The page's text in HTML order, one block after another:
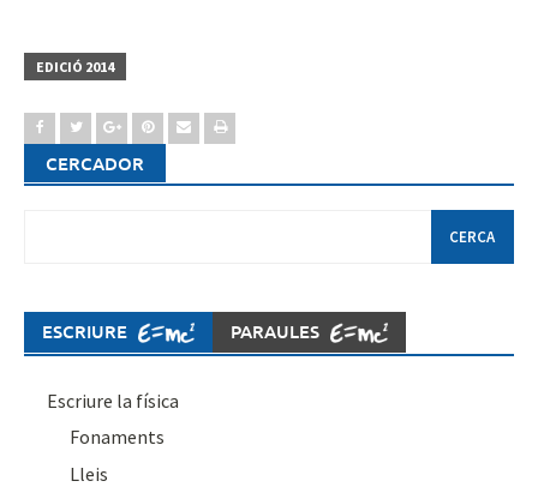
EDICIÓ 2014
CERCADOR
ESCRIURE PARAULES
Escriure la física
Fonaments
Lleis